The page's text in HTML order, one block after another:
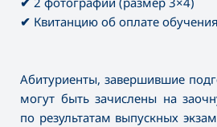
✔ Квитанцию об оплате обучения
Абитуриенты, завершившие
могут быть зачислены на
по результатам выпускных